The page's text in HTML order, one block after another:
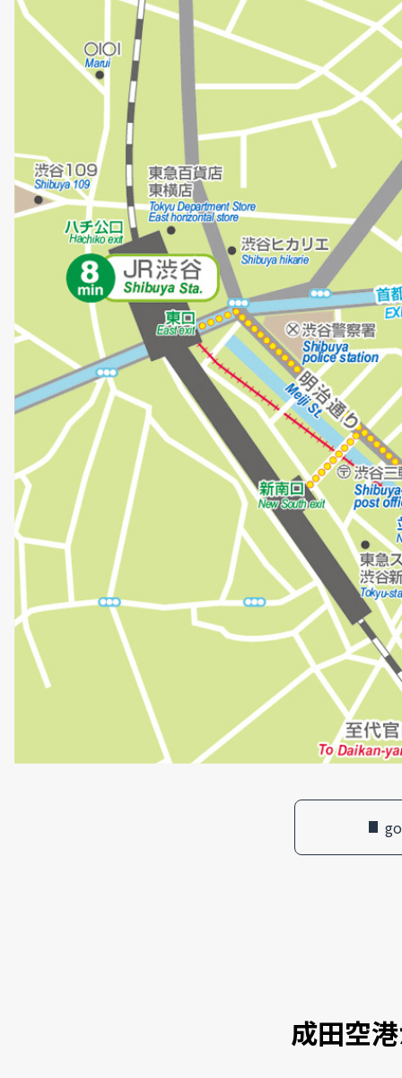
成田空